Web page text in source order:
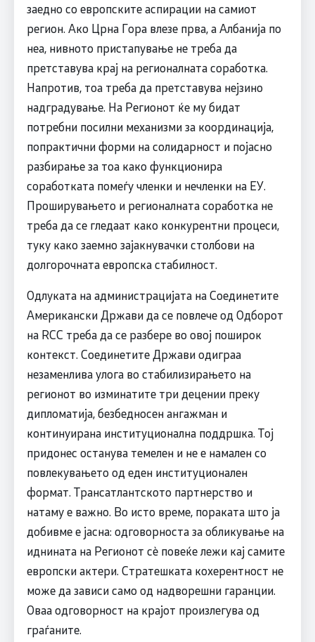
заедно со европските аспирации на самиот
регион. Ако Црна Гора влезе прва, а Албанија по
неа, нивното пристапување не треба да
претставува крај на регионалната соработка.
Напротив, тоа треба да претставува нејзино
надградување. На Регионот ќе му бидат
потребни посилни механизми за координација,
попрактични форми на солидарност и појасно
разбирање за тоа како функционира
соработката помеѓу членки и нечленки на ЕУ.
Проширувањето и регионалната соработка не
треба да се гледаат како конкурентни процеси,
туку како заемно зајакнувачки столбови на
долгорочната европска стабилност.
Одлуката на администрацијата на Соединетите
Американски Држави да се повлече од Одборот
на RCC треба да се разбере во овој поширок
контекст. Соединетите Држави одиграа
незаменлива улога во стабилизирањето на
регионот во изминатите три децении преку
дипломатија, безбедносен ангажман и
континуирана институционална поддршка. Тој
придонес останува темелен и не е намален со
повлекувањето од еден институционален
формат. Трансатлантското партнерство и
натаму е важно. Во исто време, пораката што ја
добивме е јасна: одговорноста за обликување на
иднината на Регионот сè повеќе лежи кај самите
европски актери. Стратешката кохерентност не
може да зависи само од надворешни гаранции.
Оваа одговорност на крајот произлегува од
граѓаните.